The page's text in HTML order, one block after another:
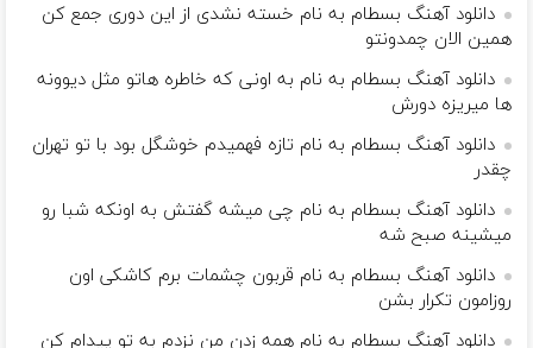
دانلود آهنگ بسطام به نام خسته نشدی از این دوری جمع کن
همین الان چمدونتو
دانلود آهنگ بسطام به نام به اونی که خاطره هاتو مثل دیوونه
ها میریزه دورش
دانلود آهنگ بسطام به نام تازه فهمیدم خوشگل بود با تو تهران
چقدر
دانلود آهنگ بسطام به نام چی میشه گفتش به اونکه شبا رو
میشینه صبح شه
دانلود آهنگ بسطام به نام قربون چشمات برم کاشکی اون
روزامون تکرار بشن
دانلود آهنگ بسطام به نام همه زدن من نزدم به تو پیدام کن